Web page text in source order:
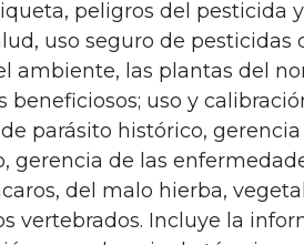
peligros del pesticida
uso seguro de pesticidas
ambiente, las plantas del
beneficiosos; uso y
parásito histórico,
gerencia de las
del malo hierba,
vertebrados. Incluye la